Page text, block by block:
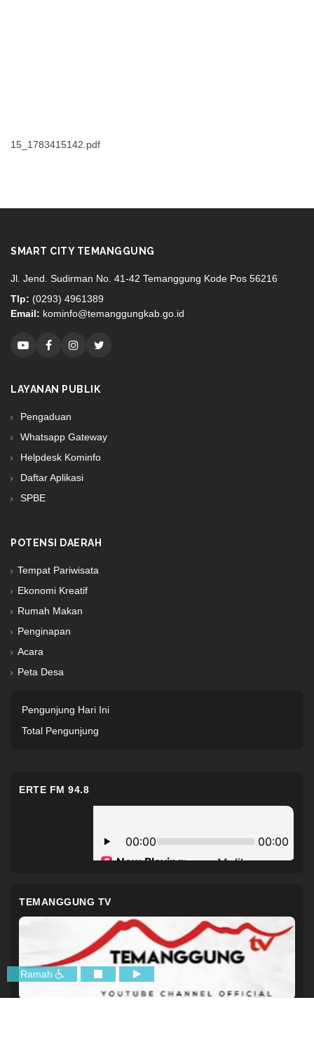
15_1783415142.pdf
SMART CITY TEMANGGUNG
Jl. Jend. Sudirman No. 41-42 Temanggung Kode Pos 56216
Tlp: (0293) 4961389
Email: kominfo@temanggungkab.go.id
LAYANAN PUBLIK
Pengaduan
Whatsapp Gateway
Helpdesk Kominfo
Daftar Aplikasi
SPBE
POTENSI DAERAH
Tempat Pariwisata
Ekonomi Kreatif
Rumah Makan
Penginapan
Acara
Peta Desa
Pengunjung Hari Ini
Total Pengunjung
ERTE FM 94.8
TEMANGGUNG TV
Ramah